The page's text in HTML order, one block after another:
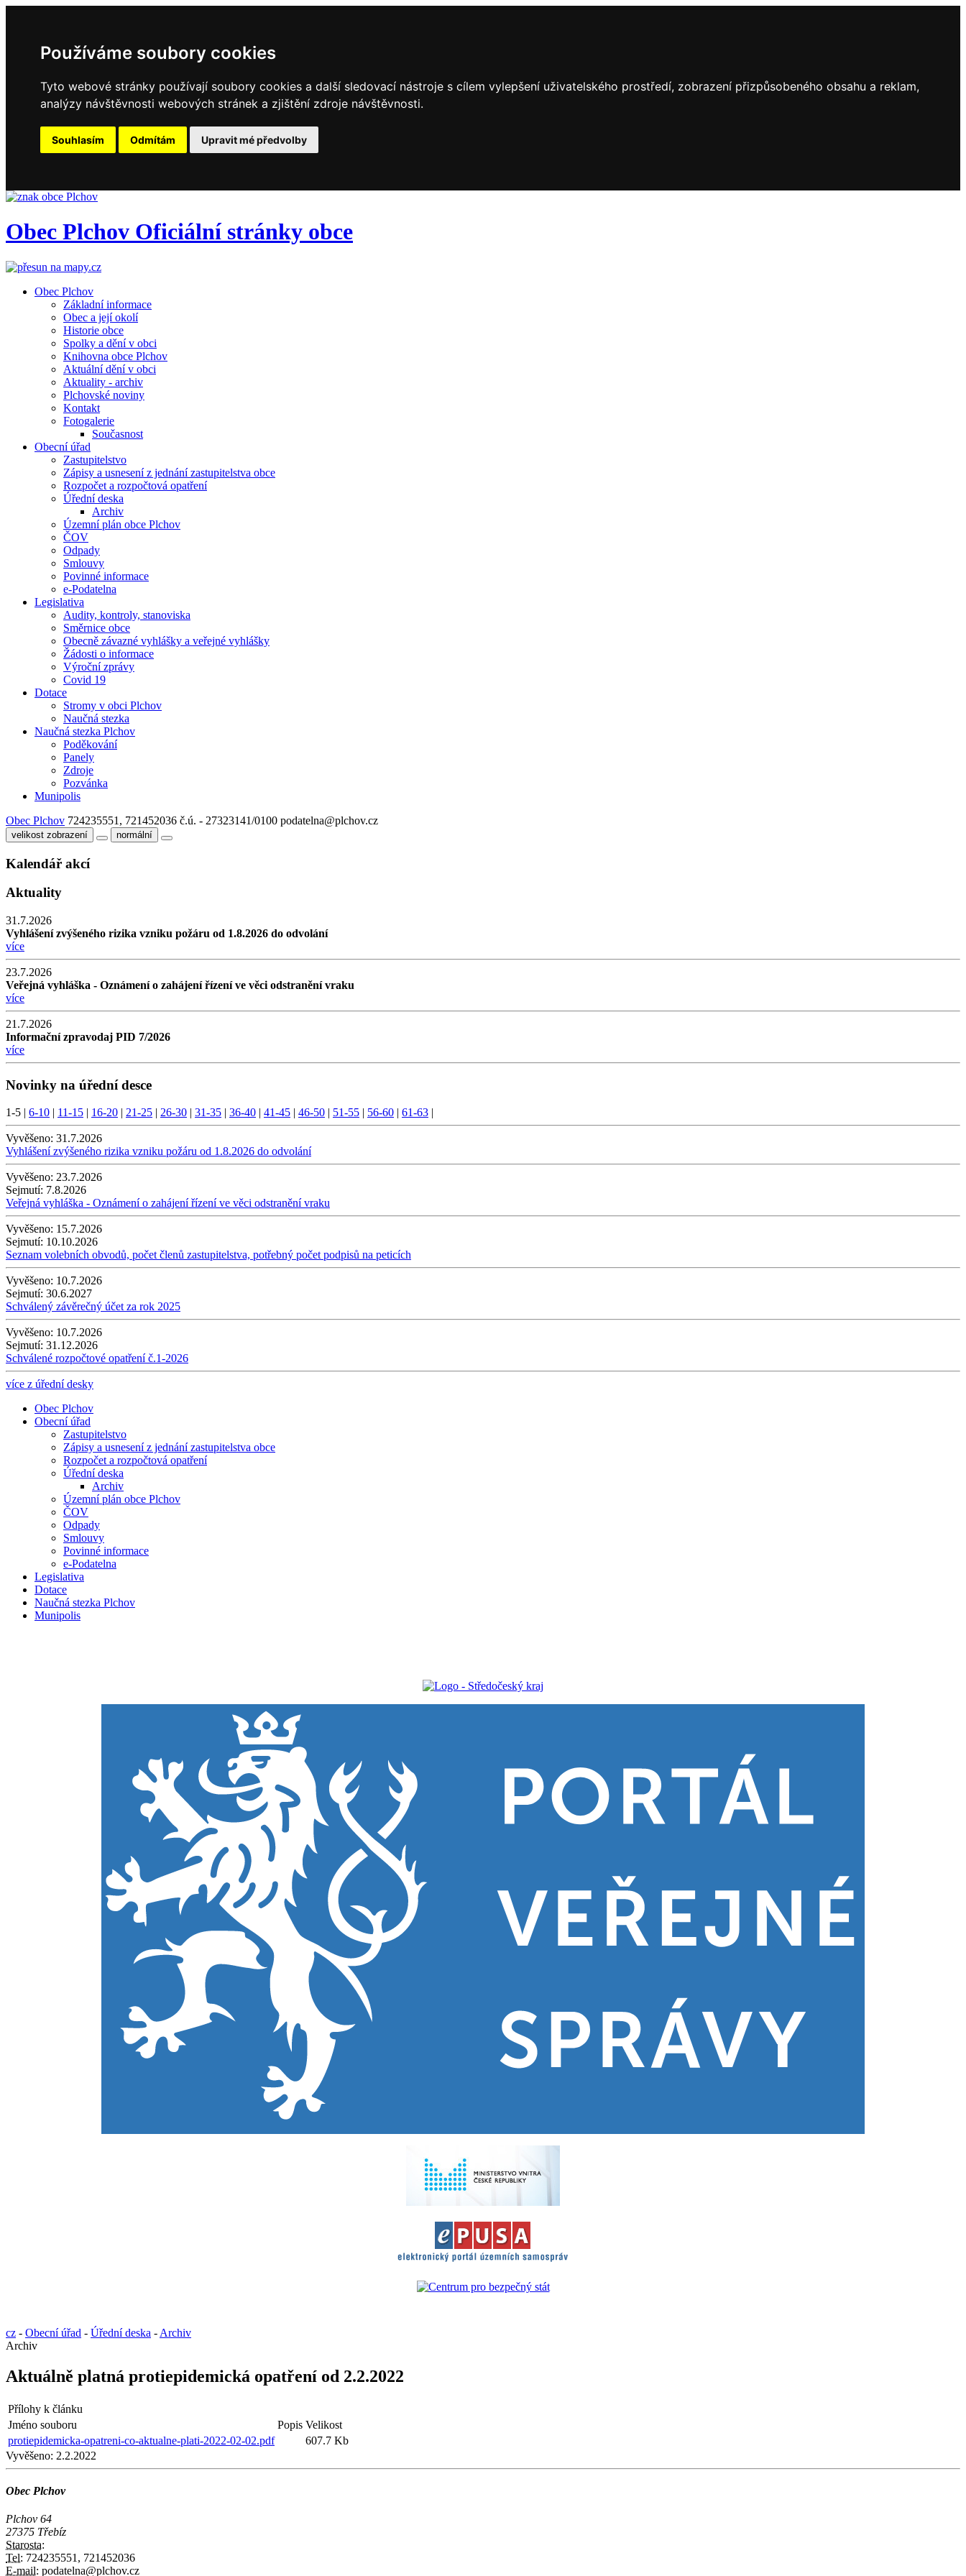
Používáme soubory cookies
Tyto webové stránky používají soubory cookies a další sledovací nástroje s cílem vylepšení uživatelského prostředí, zobrazení přizpůsobeného obsahu a reklam,
analýzy návštěvnosti webových stránek a zjištění zdroje návštěvnosti.
Souhlasím Odmítám Upravit mé předvolby
Obec Plchov Oficiální stránky obce
Obec Plchov
Základní informace
Obec a její okolí
Historie obce
Spolky a dění v obci
Knihovna obce Plchov
Aktuální dění v obci
Aktuality - archiv
Plchovské noviny
Kontakt
Fotogalerie
Současnost
Obecní úřad
Zastupitelstvo
Zápisy a usnesení z jednání zastupitelstva obce
Rozpočet a rozpočtová opatření
Úřední deska
Archiv
Územní plán obce Plchov
ČOV
Odpady
Smlouvy
Povinné informace
e-Podatelna
Legislativa
Audity, kontroly, stanoviska
Směrnice obce
Obecně závazné vyhlášky a veřejné vyhlášky
Žádosti o informace
Výroční zprávy
Covid 19
Dotace
Stromy v obci Plchov
Naučná stezka
Naučná stezka Plchov
Poděkování
Panely
Zdroje
Pozvánka
Munipolis
Obec Plchov 724235551, 721452036 č.ú. - 27323141/0100 podatelna@plchov.cz
velikost zobrazení normální
Kalendář akcí
Aktuality
31.7.2026
Vyhlášení zvýšeného rizika vzniku požáru od 1.8.2026 do odvolání
více
23.7.2026
Veřejná vyhláška - Oznámení o zahájení řízení ve věci odstranění vraku
více
21.7.2026
Informační zpravodaj PID 7/2026
více
Novinky na úřední desce
1-5 6-10 11-15 16-20 21-25 26-30 31-35 36-40 41-45 46-50 51-55 56-60 61-63
Vyvěšeno: 31.7.2026
Vyhlášení zvýšeného rizika vzniku požáru od 1.8.2026 do odvolání
Vyvěšeno: 23.7.2026
Sejmutí: 7.8.2026
Veřejná vyhláška - Oznámení o zahájení řízení ve věci odstranění vraku
Vyvěšeno: 15.7.2026
Sejmutí: 10.10.2026
Seznam volebních obvodů, počet členů zastupitelstva, potřebný počet podpisů na peticích
Vyvěšeno: 10.7.2026
Sejmutí: 30.6.2027
Schválený závěrečný účet za rok 2025
Vyvěšeno: 10.7.2026
Sejmutí: 31.12.2026
Schválené rozpočtové opatření č.1-2026
více z úřední desky
Obec Plchov
Obecní úřad
Zastupitelstvo
Zápisy a usnesení z jednání zastupitelstva obce
Rozpočet a rozpočtová opatření
Úřední deska
Archiv
Územní plán obce Plchov
ČOV
Odpady
Smlouvy
Povinné informace
e-Podatelna
Legislativa
Dotace
Naučná stezka Plchov
Munipolis
cz - Obecní úřad - Úřední deska - Archiv
Archiv
Aktuálně platná protiepidemická opatření od 2.2.2022
Přílohy k článku
Jméno souboru
Popis Velikost
protiepidemicka-opatreni-co-aktualne-plati-2022-02-02.pdf
607.7 Kb
Vyvěšeno: 2.2.2022
Obec Plchov
Plchov 64
27375 Třebíz
Starosta:
Tel: 724235551, 721452036
E-mail: podatelna@plchov.cz